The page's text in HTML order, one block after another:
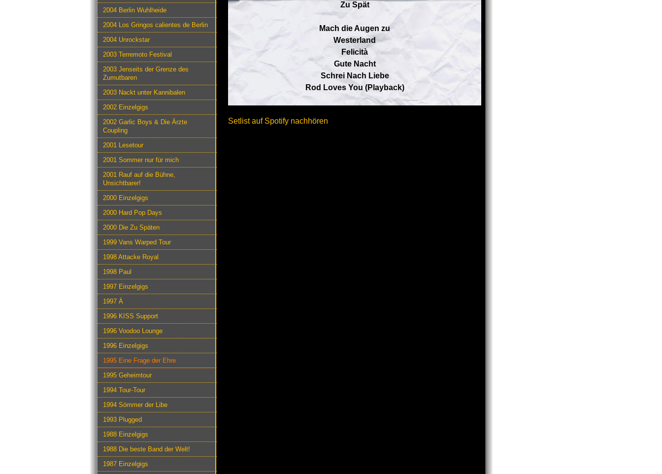
2004 Berlin Wuhlheide
2004 Los Gringos calientes de Berlin
2004 Unrockstar
2003 Terremoto Festival
2003 Jenseits der Grenze des
Zumutbaren
2003 Nackt unter Kannibalen
2002 Einzelgigs
2002 Garlic Boys & Die Ärzte
Coupling
2001 Lesetour
2001 Sommer nur für mich
2001 Rauf auf die Bühne,
Unsichtbarer!
2000 Einzelgigs
2000 Hard Pop Days
2000 Die Zu Späten
1999 Vans Warped Tour
1998 Attacke Royal
1998 Paul
1997 Einzelgigs
1997 Ä
1996 KISS Support
1996 Voodoo Lounge
1996 Einzelgigs
1995 Eine Frage der Ehre
1995 Geheimtour
1994 Tour-Tour
1994 Sömmer der Libe
1993 Plugged
1988 Einzelgigs
1988 Die beste Band der Welt!
1987 Einzelgigs
Zu Spät
Mach die Augen zu
Westerland
Felicità
Gute Nacht
Schrei Nach Liebe
Rod Loves You (Playback)
Setlist auf Spotify nachhören